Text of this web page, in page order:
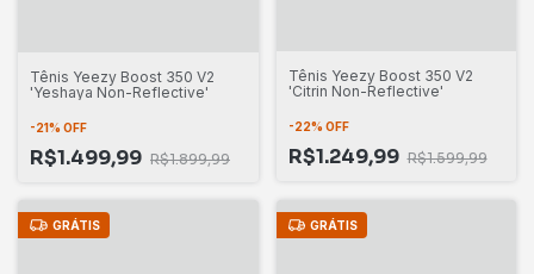
Tênis Yeezy Boost 350 V2
'Yeshaya Non-Reflective'
-21% OFF
R$1.499,99 R$1.899,99
Tênis Yeezy Boost 350 V2
'Citrin Non-Reflective'
-22% OFF
R$1.249,99 R$1.599,99
GRÁTIS GRÁTIS